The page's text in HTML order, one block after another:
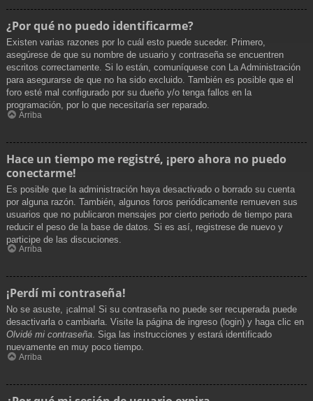
¿Por qué no puedo identificarme?
Existen varias razones por lo cuál esto puede suceder. Primero,
asegúrese de que su nombre de usuario y contraseña se encuentren
escritos correctamente. Si lo están, comuníquese con La Administración
para asegurarse de que no ha sido excluido. También es posible que el
foro esté mal configurado por su dueño y/o tenga fallos en la
programación, por lo que necesitaría ser reparado.
Arriba
Hace un tiempo me registré, ¡pero ahora no puedo
conectarme!
Es posible que la administración haya desactivado o borrado su cuenta
por alguna razón. También, algunos foros periódicamente remueven sus
usuarios que no publicaron mensajes por cierto periodo de tiempo para
reducir el peso de la base de datos. Si es así, registrese de nuevo y
participe de las discuciones.
Arriba
¡Perdí mi contraseña!
No se asuste, ¡calma! Si su contraseña no puede ser recuperada puede
desactivarla o cambiarla. Visite la página de ingreso (login) y haga clic en
Olvidé mi contraseña. Siga las instrucciones y estará identificado
nuevamente en muy poco tiempo.
Arriba